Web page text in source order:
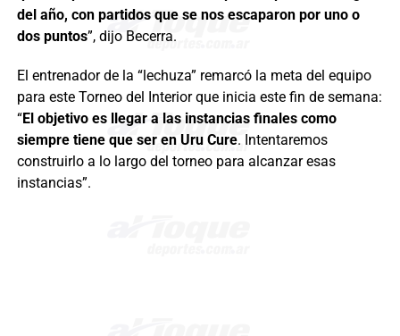
del año, con partidos que se nos escaparon por uno o
dos puntos”, dijo Becerra.
El entrenador de la “lechuza” remarcó la meta del equipo
para este Torneo del Interior que inicia este fin de semana:
“El objetivo es llegar a las instancias finales como
siempre tiene que ser en Uru Cure. Intentaremos
construirlo a lo largo del torneo para alcanzar esas
instancias”.